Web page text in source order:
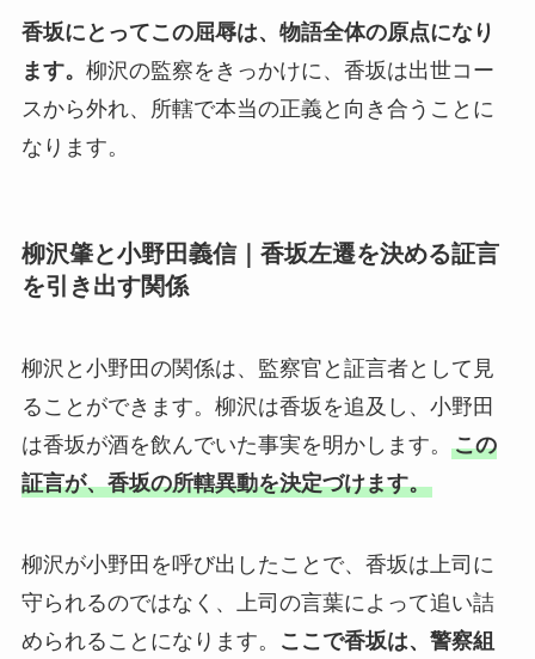
香坂にとってこの屈辱は、物語全体の原点になり
ます。 柳沢の監察をきっかけに、香坂は出世コー
スから外れ、所轄で本当の正義と向き合うことに
なります。
柳沢肇と小野田義信｜香坂左遷を決める証言
を引き出す関係
柳沢と小野田の関係は、監察官と証言者として見
ることができます。柳沢は香坂を追及し、小野田
は香坂が酒を飲んでいた事実を明かします。 この
証言が、香坂の所轄異動を決定づけます。
柳沢が小野田を呼び出したことで、香坂は上司に
守られるのではなく、上司の言葉によって追い詰
められることになります。
ここで香坂は、警察組